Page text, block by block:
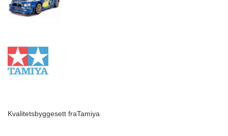
Kvalitetsbyggesett fraTamiya